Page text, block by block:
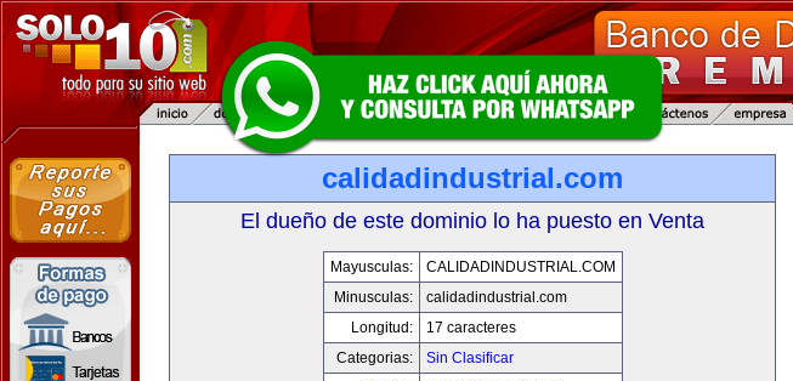
calidadindustrial.com
El dueño de este dominio lo ha puesto en Venta
Mayusculas:
CALIDADINDUSTRIAL.COM
Minusculas:
calidadindustrial.com
Longitud:
17 caracteres
Categorias:
Sin Clasificar